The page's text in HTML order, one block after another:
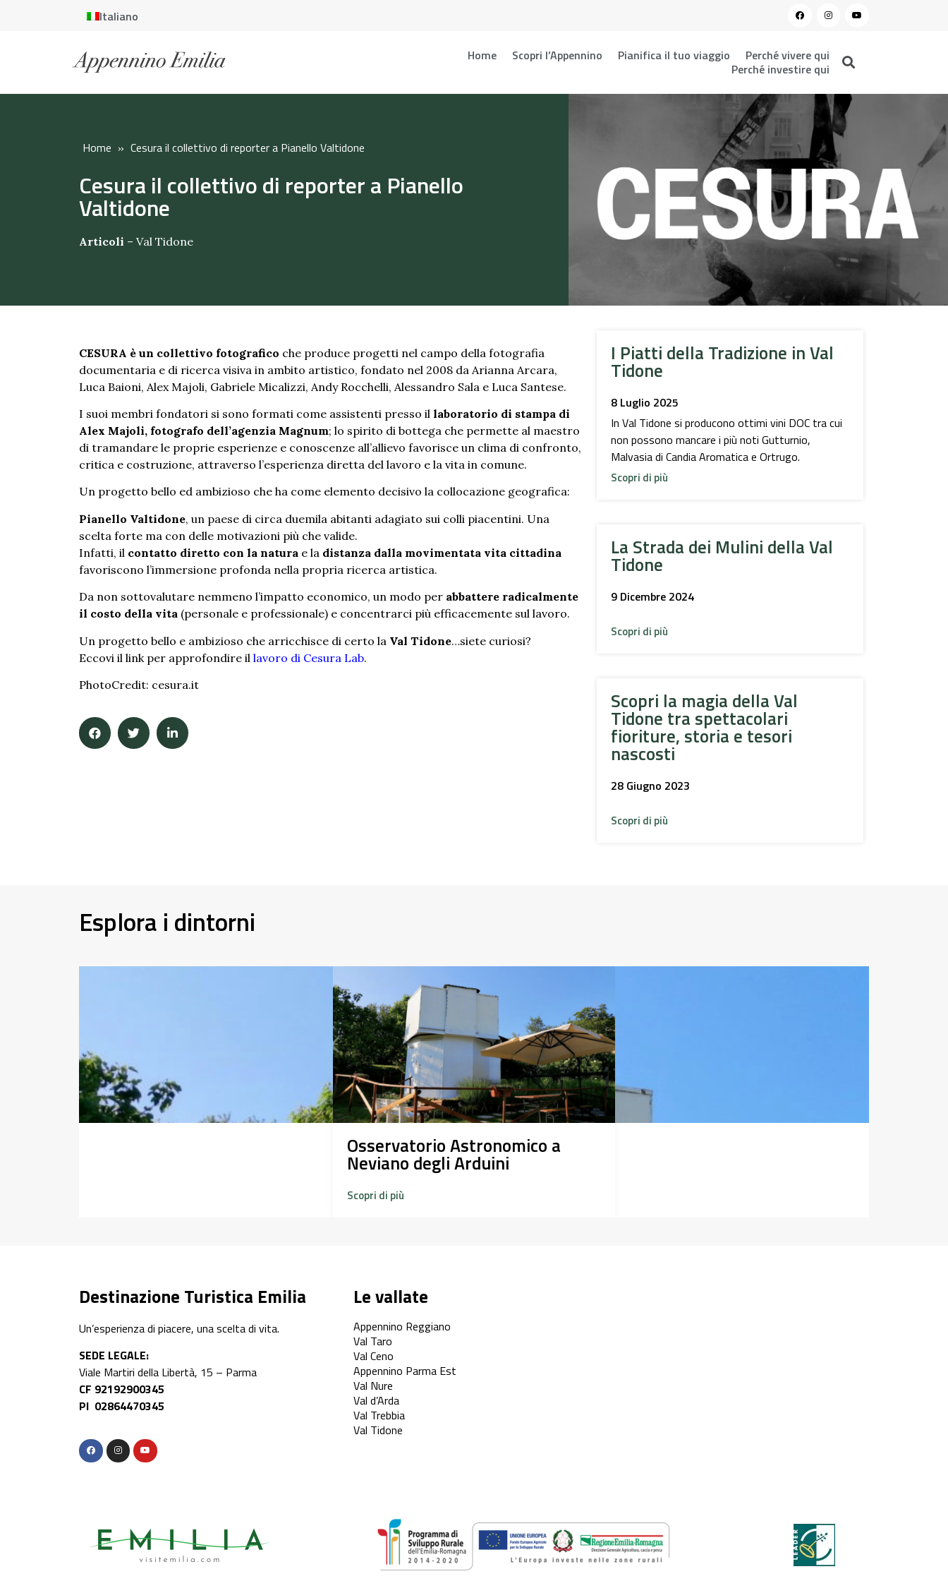
Italiano
Home Scopri l’Appennino Pianifica il tuo viaggio
Perché vivere qui
Perché investire qui
Home » Cesura il collettivo di reporter a Pianello Valtidone
Cesura il collettivo di reporter a Pianello
Valtidone
Articoli – Val Tidone
CESURA è un collettivo fotografico che produce progetti nel campo della fotografia
documentaria e di ricerca visiva in ambito artistico, fondato nel 2008 da Arianna Arcara,
Luca Baioni, Alex Majoli, Gabriele Micalizzi, Andy Rocchelli, Alessandro Sala e Luca Santese.
I suoi membri fondatori si sono formati come assistenti presso il laboratorio di stampa di
Alex Majoli, fotografo dell’agenzia Magnum; lo spirito di bottega che permette al maestro
di tramandare le proprie esperienze e conoscenze all’allievo favorisce un clima di confronto,
critica e costruzione, attraverso l’esperienza diretta del lavoro e la vita in comune.
Un progetto bello ed ambizioso che ha come elemento decisivo la collocazione geografica:
Pianello Valtidone, un paese di circa duemila abitanti adagiato sui colli piacentini. Una
scelta forte ma con delle motivazioni più che valide.
Infatti, il contatto diretto con la natura e la distanza dalla movimentata vita cittadina
favoriscono l’immersione profonda nella propria ricerca artistica.
Da non sottovalutare nemmeno l’impatto economico, un modo per abbattere radicalmente
il costo della vita (personale e professionale) e concentrarci più efficacemente sul lavoro.
Un progetto bello e ambizioso che arricchisce di certo la Val Tidone…siete curiosi?
Eccovi il link per approfondire il lavoro di Cesura Lab.
PhotoCredit: cesura.it
I Piatti della Tradizione in Val
Tidone
8 Luglio 2025
In Val Tidone si producono ottimi vini DOC tra cui
non possono mancare i più noti Gutturnio,
Malvasia di Candia Aromatica e Ortrugo.
Scopri di più
La Strada dei Mulini della Val
Tidone
9 Dicembre 2024
Scopri di più
Scopri la magia della Val
Tidone tra spettacolari
fioriture, storia e tesori
nascosti
28 Giugno 2023
Scopri di più
Esplora i dintorni
Osservatorio Astronomico a
Neviano degli Arduini
Scopri di più
Destinazione Turistica Emilia
Un’esperienza di piacere, una scelta di vita.
SEDE LEGALE:
Viale Martiri della Libertà, 15 – Parma
CF 92192900345
PI 02864470345
Le vallate
Appennino Reggiano
Val Taro
Val Ceno
Appennino Parma Est
Val Nure
Val d’Arda
Val Trebbia
Val Tidone